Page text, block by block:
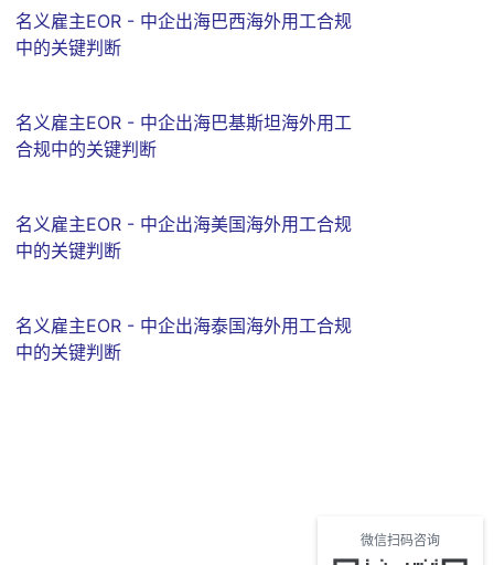
名义雇主EOR - 中企出海巴西海外用工合规
中的关键判断
名义雇主EOR - 中企出海巴基斯坦海外用工
合规中的关键判断
名义雇主EOR - 中企出海美国海外用工合规
中的关键判断
名义雇主EOR - 中企出海泰国海外用工合规
中的关键判断
微信扫码咨询